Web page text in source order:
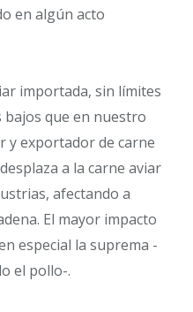
en algún acto
importada, sin límites
bajos que en nuestro
y exportador de carne
a la carne aviar
afectando a
El mayor impacto
especial la suprema -
el pollo-.